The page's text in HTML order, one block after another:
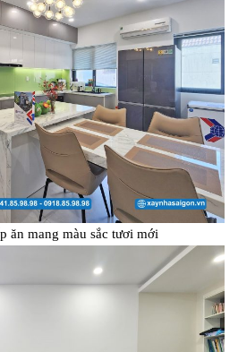
ăn mang màu sắc tươi mới